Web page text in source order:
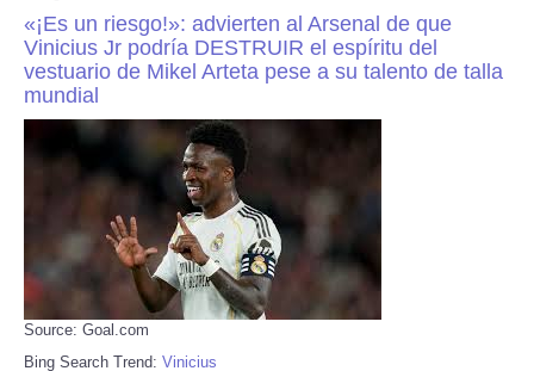
«¡Es un riesgo!»: advierten al Arsenal de que
Vinicius Jr podría DESTRUIR el espíritu del
vestuario de Mikel Arteta pese a su talento de talla
mundial
Source: Goal.com
Bing Search Trend: Vinicius